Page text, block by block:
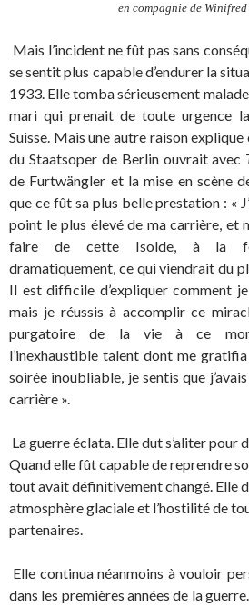
en compagnie de Winifred
Mais l’incident ne fût pas sans
se sentit plus capable d’endurer la
1933. Elle tomba sérieusement
mari qui prenait de toute urgence
Suisse. Mais une autre raison
du Staatsoper de Berlin ouvrait avec
de Furtwängler et la mise en scène
que ce fût sa plus belle prestation : «
point le plus élevé de ma carrière, et
faire de cette Isolde, à la
dramatiquement, ce qui viendrait du
Il est difficile d’expliquer comment
mais je réussis à accomplir ce
purgatoire de la vie à ce
l’inexhaustible talent dont me
soirée inoubliable, je sentis que
carrière ».
La guerre éclata. Elle dut s’aliter pour
Quand elle fût capable de reprendre
tout avait définitivement changé. Elle
atmosphère glaciale et l’hostilité de
partenaires.
Elle continua néanmoins à vouloir
dans les premières années de la